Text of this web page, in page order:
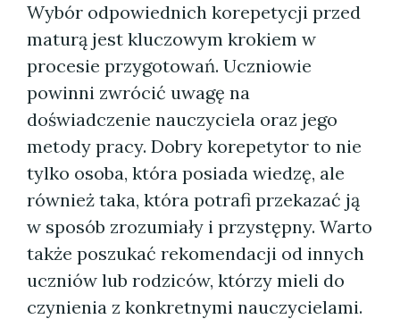
Wybór odpowiednich korepetycji przed
maturą jest kluczowym krokiem w
procesie przygotowań. Uczniowie
powinni zwrócić uwagę na
doświadczenie nauczyciela oraz jego
metody pracy. Dobry korepetytor to nie
tylko osoba, która posiada wiedzę, ale
również taka, która potrafi przekazać ją
w sposób zrozumiały i przystępny. Warto
także poszukać rekomendacji od innych
uczniów lub rodziców, którzy mieli do
czynienia z konkretnymi nauczycielami.